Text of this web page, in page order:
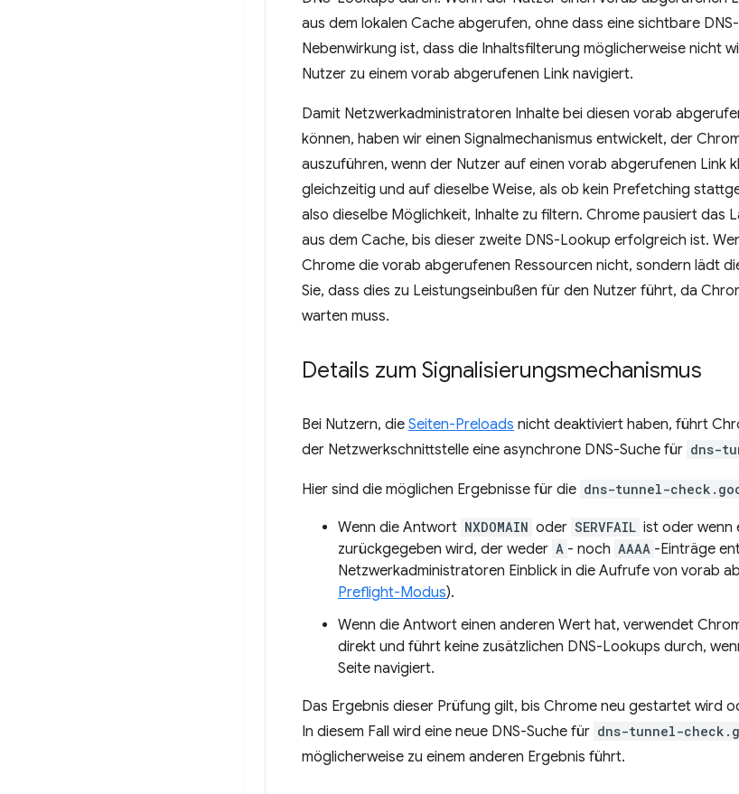
aus dem lokalen Cache abgerufen, ohne dass eine sichtbare
Nebenwirkung ist, dass die Inhaltsfilterung möglicherweise nicht
Nutzer zu einem vorab abgerufenen Link navigiert.
Damit Netzwerkadministratoren Inhalte bei diesen vorab
können, haben wir einen Signalmechanismus entwickelt, der
auszuführen, wenn der Nutzer auf einen vorab abgerufenen Link
gleichzeitig und auf dieselbe Weise, als ob kein Prefetching
also dieselbe Möglichkeit, Inhalte zu filtern. Chrome pausiert das
aus dem Cache, bis dieser zweite DNS-Lookup erfolgreich ist.
Chrome die vorab abgerufenen Ressourcen nicht, sondern lädt
Sie, dass dies zu Leistungseinbußen für den Nutzer führt, da
warten muss.
Details zum Signalisierungsmechanismus
Bei Nutzern, die Seiten-Preloads nicht deaktiviert haben, führt
der Netzwerkschnittstelle eine asynchrone DNS-Suche für dns-
Hier sind die möglichen Ergebnisse für die dns-tunnel-
Wenn die Antwort NXDOMAIN oder SERVFAIL ist oder wenn
zurückgegeben wird, der weder A - noch AAAA -Einträge
Netzwerkadministratoren Einblick in die Aufrufe von vorab
Preflight-Modus).
Wenn die Antwort einen anderen Wert hat, verwendet
direkt und führt keine zusätzlichen DNS-Lookups durch,
Seite navigiert.
Das Ergebnis dieser Prüfung gilt, bis Chrome neu gestartet wird
In diesem Fall wird eine neue DNS-Suche für dns-tunnel-
möglicherweise zu einem anderen Ergebnis führt.